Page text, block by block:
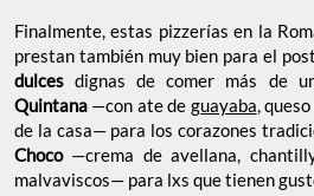
Finalmente, estas pizzerías en la
prestan también muy bien para el
dulces dignas de comer más de
Quintana —con ate de guayaba,
de la casa— para los corazones
Choco—crema de avellana,
malvaviscos— para lxs que tienen